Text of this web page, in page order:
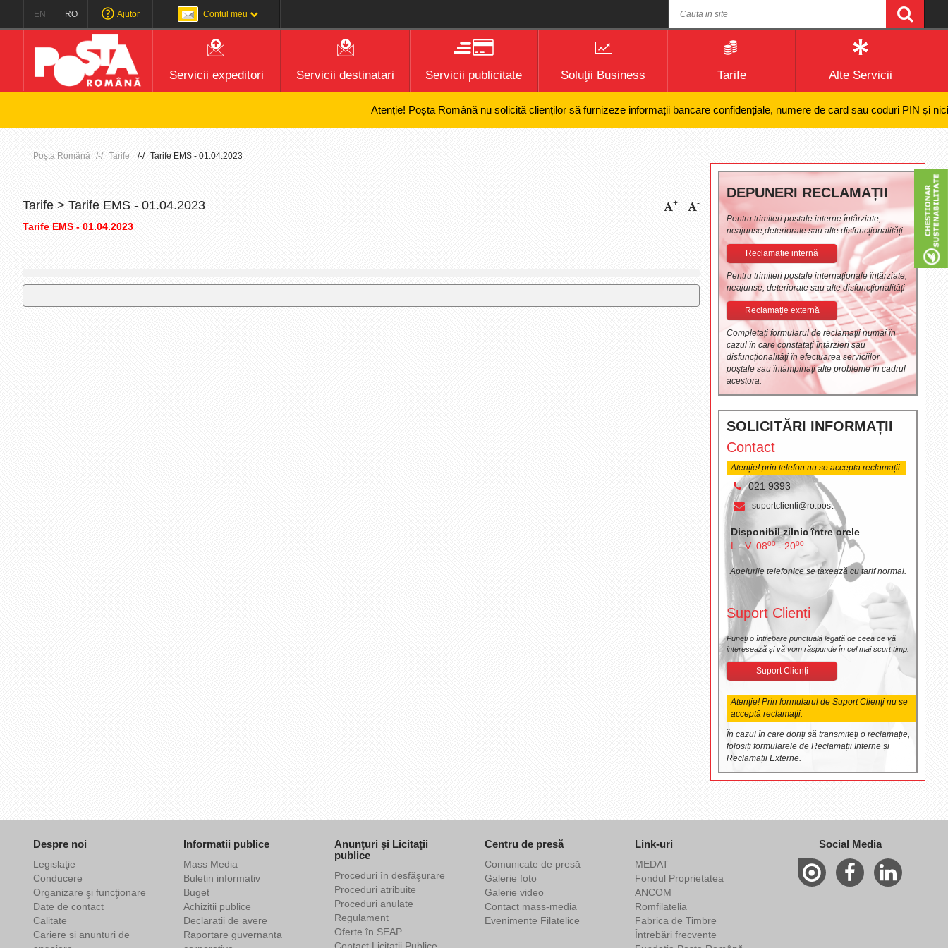
EN RO Ajutor Contul meu
Servicii expeditori Servicii destinatari Servicii publicitate Soluţii Business Tarife Alte Servicii
Atenție! Poșta Română nu solicită clienților să furnizeze informații bancare confidențiale, numere de card sau coduri PIN și nici
Poșta Română Tarife Tarife EMS - 01.04.2023
Tarife > Tarife EMS - 01.04.2023 + -
Tarife EMS - 01.04.2023
DEPUNERI RECLAMAȚII
Pentru trimiteri poștale interne întârziate,
neajunse,deteriorate sau alte disfuncționalități.
Reclamație internă
Pentru trimiteri poștale internaționale întârziate,
neajunse, deteriorate sau alte disfuncționalități
Reclamație externă
Completați formularul de reclamații numai în
cazul în care constatați întârzieri sau
disfuncționalități în efectuarea serviciilor
poștale sau întâmpinați alte probleme în cadrul
acestora.
SOLICITĂRI INFORMAȚII
Contact
Atenție! prin telefon nu se accepta reclamații.
021 9393
suportclienti@ro.post
Disponibil zilnic între orele
L - V: 0800- 2000
Apelurile telefonice se taxează cu tarif normal.
Suport Clienți
Puneți o întrebare punctuală legată de ceea ce vă
interesează și vă vom răspunde în cel mai scurt timp.
Suport Clienți
Atenție! Prin formularul de Suport Clienți nu se
acceptă reclamații.
În cazul în care doriți să transmiteți o reclamație,
folosiți formularele de Reclamații Interne și
Reclamații Externe.
Despre noi
Legislaţie
Conducere
Organizare şi funcţionare
Date de contact
Calitate
Cariere si anunturi de
Informatii publice
Mass Media
Buletin informativ
Buget
Achizitii publice
Declaratii de avere
Raportare guvernanta
Anunţuri şi Licitaţii
publice
Proceduri în desfăşurare
Proceduri atribuite
Proceduri anulate
Regulament
Oferte în SEAP
Centru de presă
Comunicate de presă
Galerie foto
Galerie video
Contact mass-media
Evenimente Filatelice
Link-uri
MEDAT
Fondul Proprietatea
ANCOM
Romfilatelia
Fabrica de Timbre
Întrebări frecvente
Social Media